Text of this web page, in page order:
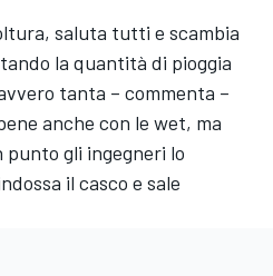
saluta tutti e scambia
la quantità di pioggia
tanta – commenta –
anche con le wet, ma
punto gli ingegneri lo
il casco e sale